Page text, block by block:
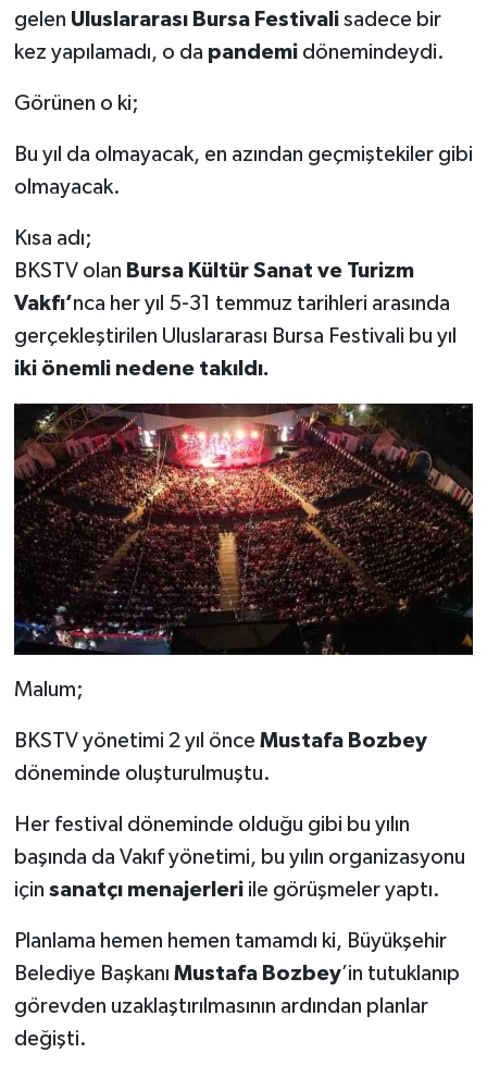
gelen Uluslararası Bursa Festivalisadece bir
kez yapılamadı, o da pandemi dönemindeydi.
Görünen o ki;
Bu yıl da olmayacak, en azından geçmiştekiler gibi
olmayacak.
Kısa adı;
BKSTV olan Bursa Kültür Sanat ve Turizm
Vakfı’nca her yıl 5-31 temmuz tarihleri arasında
gerçekleştirilen Uluslararası Bursa Festivali bu yıl
iki önemli nedene takıldı.
Malum;
BKSTV yönetimi 2 yıl önce Mustafa Bozbey
döneminde oluşturulmuştu.
Her festival döneminde olduğu gibi bu yılın
başında da Vakıf yönetimi, bu yılın organizasyonu
için sanatçı menajerleriile görüşmeler yaptı.
Planlama hemen hemen tamamdı ki, Büyükşehir
Belediye Başkanı Mustafa Bozbey’in tutuklanıp
görevden uzaklaştırılmasının ardından planlar
değişti.